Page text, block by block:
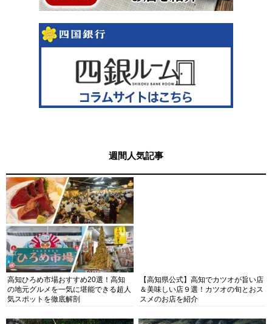
週間人気記事
高知ひろめ市場おすすめ20選！高知
の地元グルメを一気に堪能できる超人
気スポットを徹底解剖
【高知県公式】高知でカツオが旨い店
＆美味しい店９選！カツオの旬とおス
スメのお店を紹介